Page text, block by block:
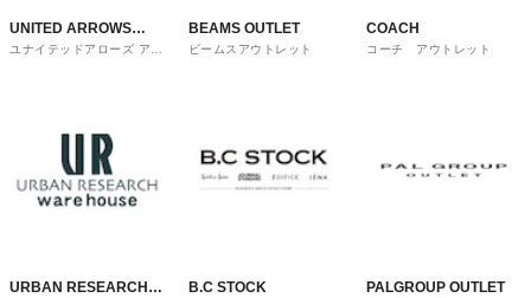
UNITED ARROWS
OUTLET
ユナイテッドアローズ アウ
BEAMS OUTLET
ビームスアウトレット
COACH
コーチ アウトレット
URBAN RESEARCH
B.C STOCK PALGROUP OUTLET